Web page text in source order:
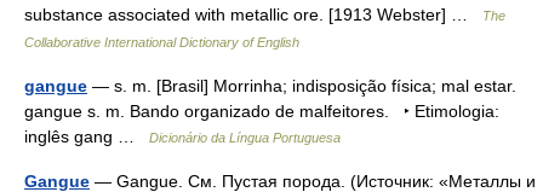
substance associated with metallic ore. [1913 Webster] …
The
Collaborative International Dictionary of English
gangue — s. m. [Brasil] Morrinha; indisposição física; mal estar.
gangue s. m. Bando organizado de malfeitores. ‣ Etimologia:
inglês gang …
Dicionário da Língua Portuguesa
Gangue — Gangue. См. Пустая порода. (Источник: «Металлы и